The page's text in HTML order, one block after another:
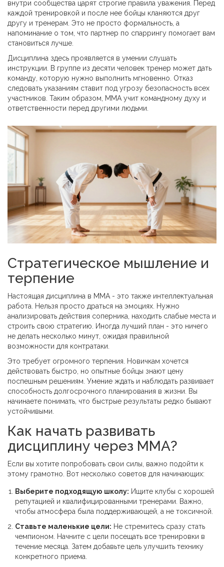
внутри сообщества царят строгие правила уважения. Перед
каждой тренировкой и после нее бойцы кланяются друг
другу и тренерам. Это не просто формальность, а
напоминание о том, что партнер по спаррингу помогает вам
становиться лучше.
Дисциплина здесь проявляется в умении слушать
инструкции. В группе из десяти человек тренер может дать
команду, которую нужно выполнить мгновенно. Отказ
следовать указаниям ставит под угрозу безопасность всех
участников. Таким образом, ММА учит командному духу и
ответственности перед другими людьми.
Стратегическое мышление и
терпение
Настоящая дисциплина в ММА - это также интеллектуальная
работа. Нельзя просто драться на эмоциях. Нужно
анализировать действия соперника, находить слабые места и
строить свою стратегию. Иногда лучший план - это ничего
не делать несколько минут, ожидая правильной
возможности для контратаки.
Это требует огромного терпения. Новичкам хочется
действовать быстро, но опытные бойцы знают цену
поспешным решениям. Умение ждать и наблюдать развивает
способность долгосрочного планирования в жизни. Вы
начинаете понимать, что быстрые результаты редко бывают
устойчивыми.
Как начать развивать
дисциплину через ММА?
Если вы хотите попробовать свои силы, важно подойти к
этому грамотно. Вот несколько советов для начинающих:
Выберите подходящую школу: Ищите клубы с хорошей
репутацией и квалифицированными тренерами. Важно,
чтобы атмосфера была поддерживающей, а не токсичной.
Ставьте маленькие цели: Не стремитесь сразу стать
чемпионом. Начните с цели посещать все тренировки в
течение месяца. Затем добавьте цель улучшить технику
конкретного приема.